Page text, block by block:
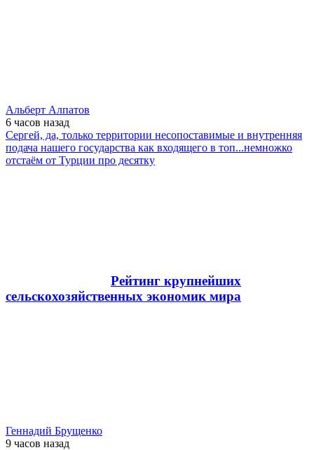
Альберт Алпатов
6 часов назад
Сергей, да, только территории несопоставимые и внутренняя
подача нашего государства как входящего в топ...немножко
отстаём от Турции про десятку
Рейтинг крупнейших
сельскохозяйственных экономик мира
Геннадий Брущенко
9 часов назад